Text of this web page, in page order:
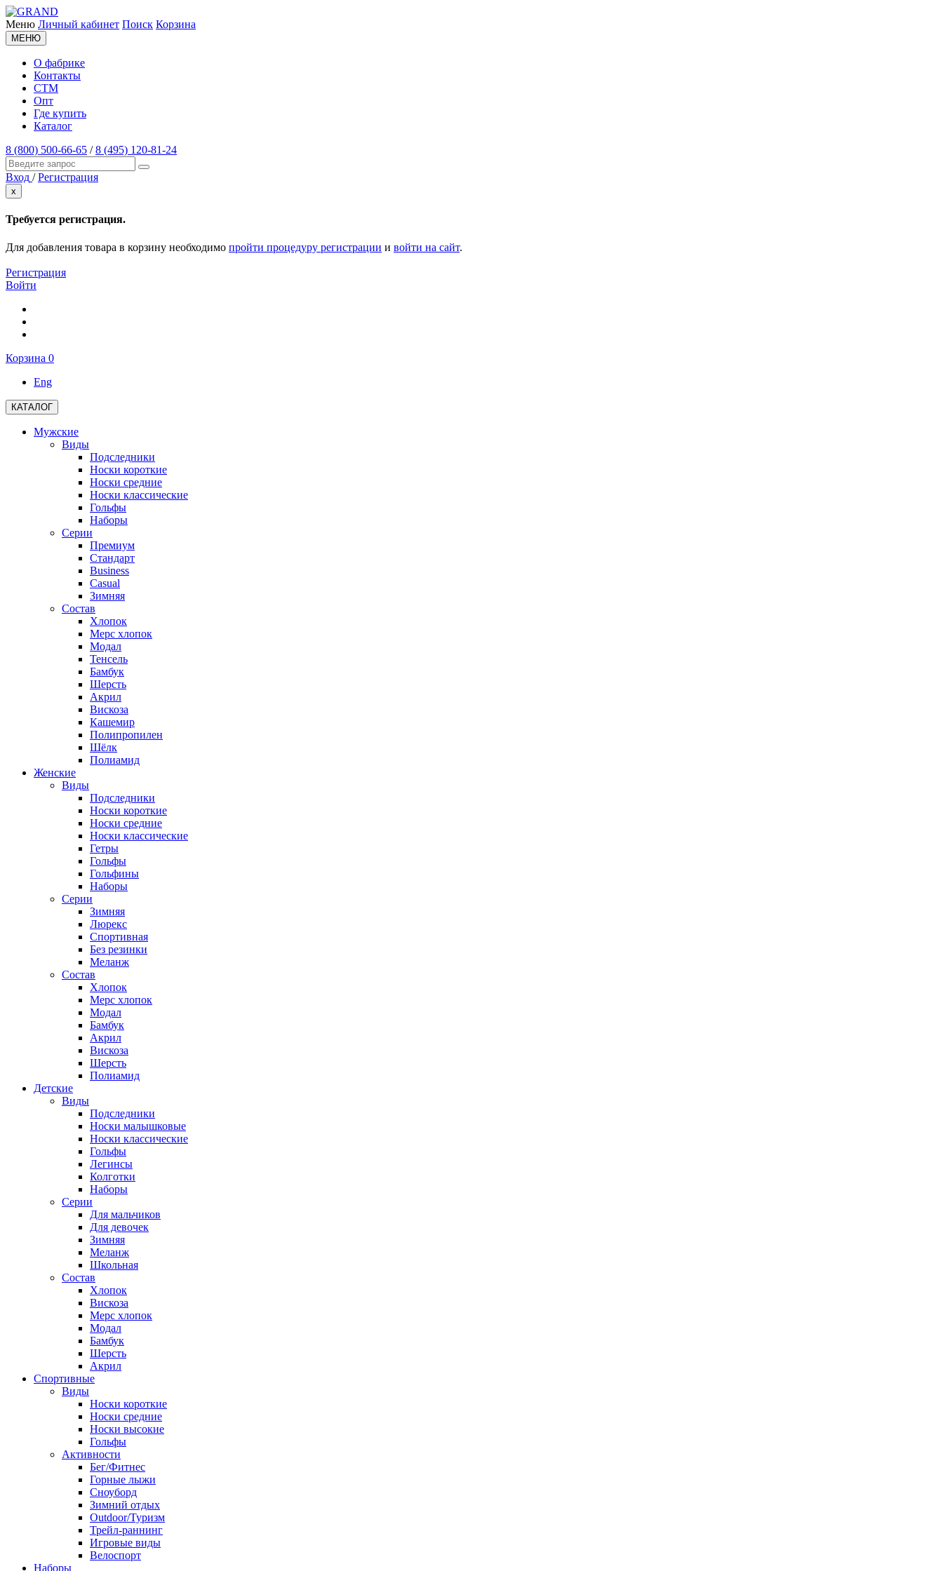
Меню Личный кабинет Поиск Корзина
МЕНЮ
О фабрике
Контакты
СТМ
Опт
Где купить
Каталог
8 (800) 500-66-65 /8 (495) 120-81-24
Вход / Регистрация
x
Требуется регистрация.
Для добавления товара в корзину необходимо пройти процедуру регистрации и войти на сайт.
Регистрация
Войти
Корзина 0
Eng
КАТАЛОГ
Мужские
Виды
Подследники
Носки короткие
Носки средние
Носки классические
Гольфы
Наборы
Серии
Премиум
Стандарт
Business
Casual
Зимняя
Состав
Хлопок
Мерс хлопок
Модал
Тенсель
Бамбук
Шерсть
Акрил
Вискоза
Кашемир
Полипропилен
Шёлк
Полиамид
Женские
Виды
Подследники
Носки короткие
Носки средние
Носки классические
Гетры
Гольфы
Гольфины
Наборы
Серии
Зимняя
Люрекс
Спортивная
Без резинки
Меланж
Состав
Хлопок
Мерс хлопок
Модал
Бамбук
Акрил
Вискоза
Шерсть
Полиамид
Детские
Виды
Подследники
Носки малышковые
Носки классические
Гольфы
Легинсы
Колготки
Наборы
Серии
Для мальчиков
Для девочек
Зимняя
Меланж
Школьная
Состав
Хлопок
Вискоза
Мерс хлопок
Модал
Бамбук
Шерсть
Акрил
Спортивные
Виды
Носки короткие
Носки средние
Носки высокие
Гольфы
Активности
Бег/Фитнес
Горные лыжи
Сноуборд
Зимний отдых
Outdoor/Туризм
Трейл-раннинг
Игровые виды
Велоспорт
Наборы